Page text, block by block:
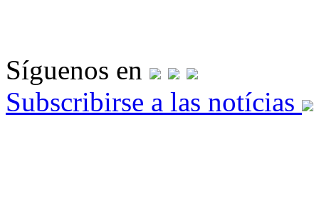
Síguenos en
Subscribirse a las notícias